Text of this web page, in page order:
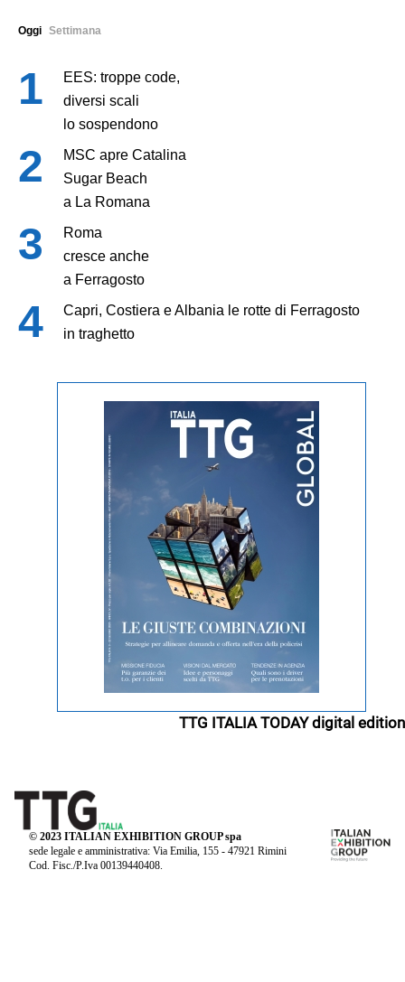
Oggi Settimana
EES: troppe code,
diversi scali
lo sospendono
MSC apre Catalina
Sugar Beach
a La Romana
Roma
cresce anche
a Ferragosto
Capri, Costiera e Albania le rotte di Ferragosto
in traghetto
TTG ITALIA TODAY digital edition
© 2023 ITALIAN EXHIBITION GROUP spa
sede legale e amministrativa: Via Emilia, 155 - 47921 Rimini
Cod. Fisc./P.Iva 00139440408.